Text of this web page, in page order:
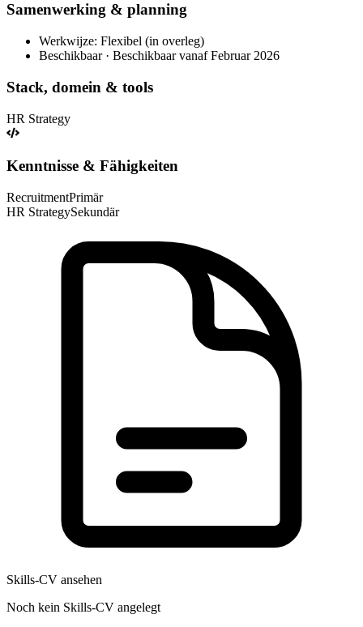
Samenwerking & planning
Werkwijze: Flexibel (in overleg)
Beschikbaar · Beschikbaar vanaf Februar 2026
Stack, domein & tools
HR Strategy
Kenntnisse & Fähigkeiten
RecruitmentPrimär
HR StrategySekundär
Skills-CV ansehen
Noch kein Skills-CV angelegt